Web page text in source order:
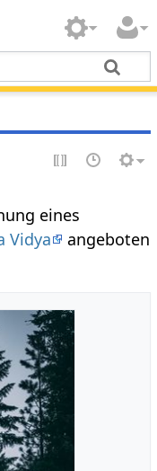
eines
Vidya
angeboten